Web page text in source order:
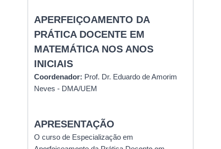
APERFEIÇOAMENTO DA
PRÁTICA DOCENTE EM
MATEMÁTICA NOS ANOS
INICIAIS
Coordenador: Prof. Dr. Eduardo de Amorim
Neves - DMA/UEM
APRESENTAÇÃO
O curso de Especialização em